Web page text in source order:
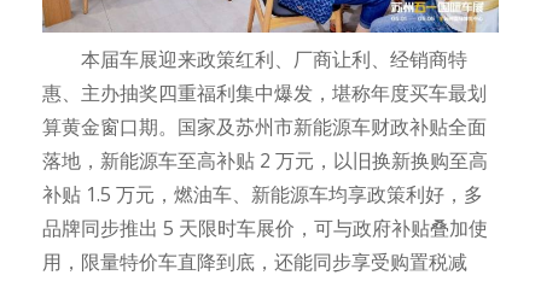
本届车展迎来政策红利、厂商让利、经销商特
惠、主办抽奖四重福利集中爆发，堪称年度买车最划
算黄金窗口期。国家及苏州市新能源车财政补贴全面
落地，新能源车至高补贴 2 万元，以旧换新换购至高
补贴 1.5 万元，燃油车、新能源车均享政策利好，多
品牌同步推出 5 天限时车展价，可与政府补贴叠加使
用，限量特价车直降到底，还能同步享受购置税减